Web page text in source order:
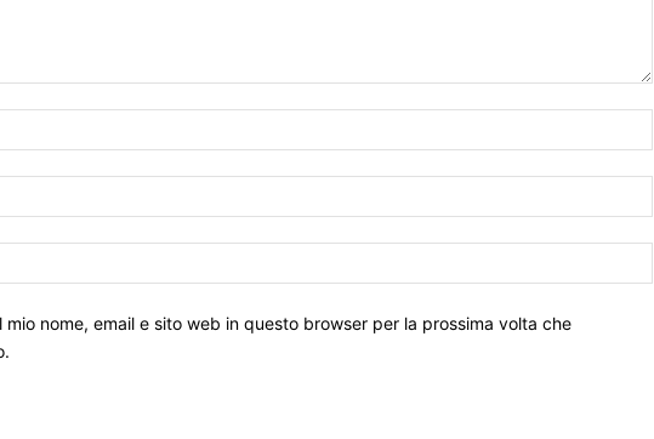
mio nome, email e sito web in questo browser per la prossima volta che